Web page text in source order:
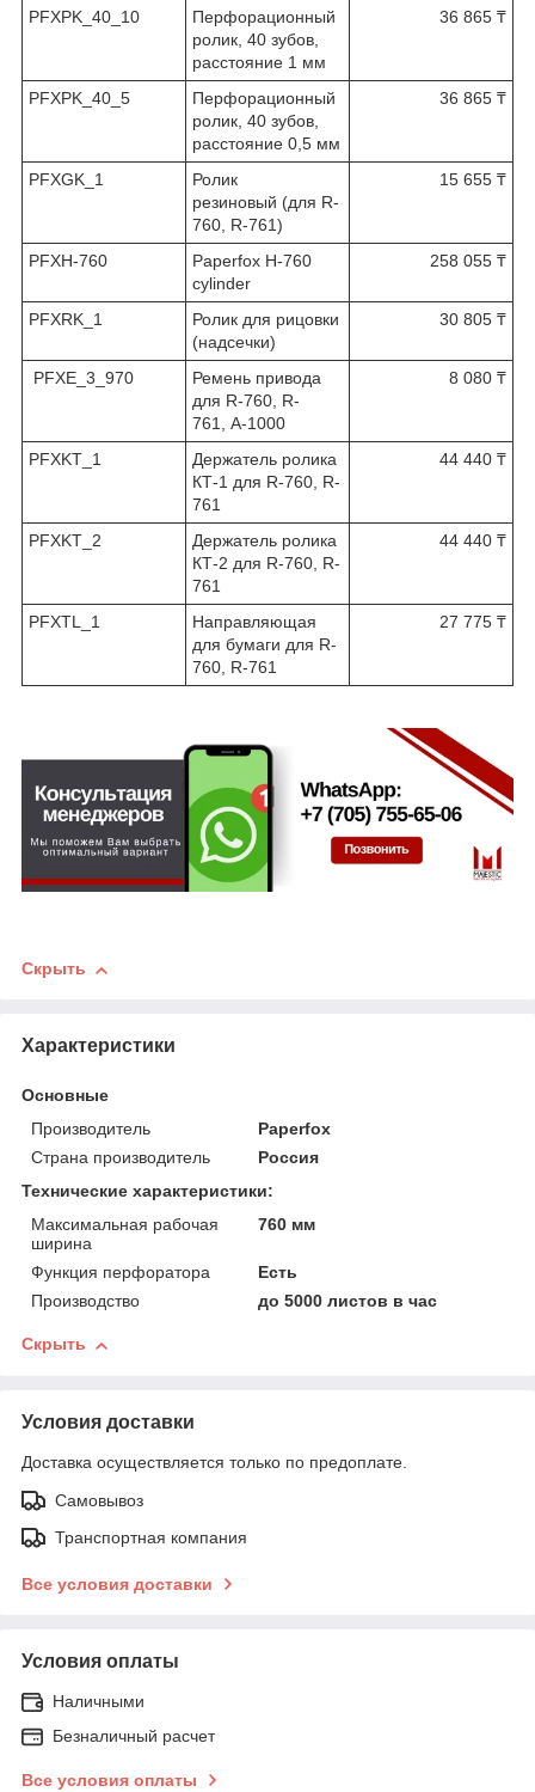
PFXPK_40_10
Перфорационный
ролик, 40 зубов,
расстояние 1 мм
36 865 ₸
PFXPK_40_5
Перфорационный
ролик, 40 зубов,
расстояние 0,5 мм
36 865 ₸
PFXGK_1
Ролик
резиновый (для R-
760, R-761)
15 655 ₸
PFXH-760
Paperfox H-760
cylinder
258 055 ₸
PFXRK_1
Ролик для рицовки
(надсечки)
30 805 ₸
PFXE_3_970
Ремень привода
для R-760, R-
761, A-1000
8 080 ₸
PFXKT_1
Держатель ролика
КТ-1 для R-760, R-
761
44 440 ₸
PFXKT_2
Держатель ролика
КТ-2 для R-760, R-
761
44 440 ₸
PFXTL_1
Направляющая
для бумаги для R-
760, R-761
27 775 ₸
Скрыть
Характеристики
Основные
Производитель
Paperfox
Страна производитель
Россия
Технические характеристики:
Максимальная рабочая
ширина
760 мм
Функция перфоратора
Есть
Производство
до 5000 листов в час
Скрыть
Условия доставки
Доставка осуществляется только по предоплате.
Самовывоз
Транспортная компания
Все условия доставки
Условия оплаты
Наличными
Безналичный расчет
Все условия оплаты